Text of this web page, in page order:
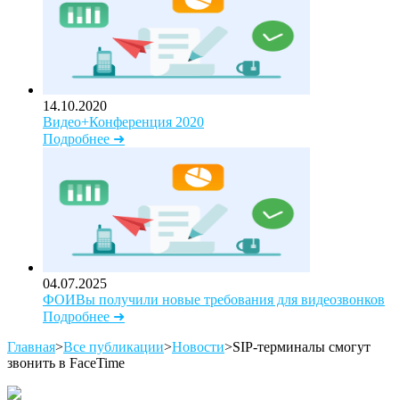
14.10.2020
Видео+Конференция 2020
Подробнее ➜
04.07.2025
ФОИВы получили новые требования для видеозвонков
Подробнее ➜
Главная>Все публикации>Новости>SIP-терминалы смогут
звонить в FaceTime